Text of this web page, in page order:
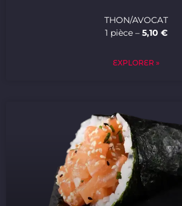
THON/AVOCAT
1 pièce –5,10 €
EXPLORER »